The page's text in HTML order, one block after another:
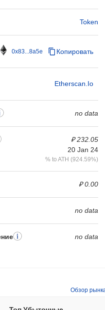
Token
0x83...8a5e Копировать
Etherscan.io
no data
₽ 232.05
20 Jan 24
% to ATH (924.59%)
₽ 0.00
no data
no data
Обзор